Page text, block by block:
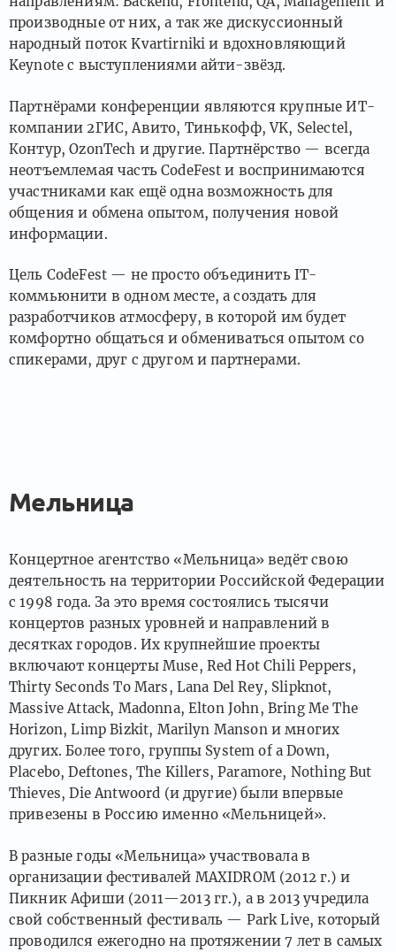
производные от них, а так же дискуссионный
народный поток Kvartirniki и вдохновляющий
Keynote с выступлениями айти-звёзд.
Партнёрами конференции являются крупные ИТ-
компании 2ГИС, Авито, Тинькофф, VK, Selectel,
Контур, OzonTech и другие. Партнёрство — всегда
неотъемлемая часть CodeFest и воспринимаются
участниками как ещё одна возможность для
общения и обмена опытом, получения новой
информации.
Цель CodeFest — не просто объединить IT-
коммьюнити в одном месте, а создать для
разработчиков атмосферу, в которой им будет
комфортно общаться и обмениваться опытом со
спикерами, друг с другом и партнерами.
Мельница
Концертное агентство «Мельница» ведёт свою
деятельность на территории Российской Федерации
с 1998 года. За это время состоялись тысячи
концертов разных уровней и направлений в
десятках городов. Их крупнейшие проекты
включают концерты Muse, Red Hot Chili Peppers,
Thirty Seconds To Mars, Lana Del Rey, Slipknot,
Massive Attack, Madonna, Elton John, Bring Me The
Horizon, Limp Bizkit, Marilyn Manson и многих
других. Более того, группы System of a Down,
Placebo, Deftones, The Killers, Paramore, Nothing But
Thieves, Die Antwoord (и другие) были впервые
привезены в Россию именно «Мельницей».
В разные годы «Мельница» участвовала в
организации фестивалей MAXIDROM (2012 г.) и
Пикник Афиши (2011—2013 гг.), а в 2013 учредила
свой собственный фестиваль — Park Live, который
проводился ежегодно на протяжении 7 лет в самых